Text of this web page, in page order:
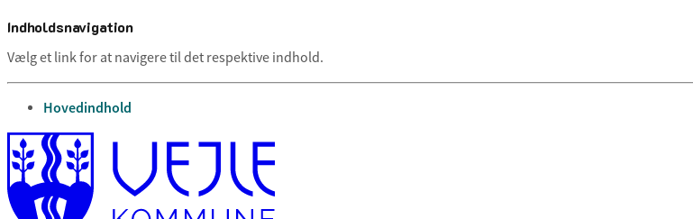
Indholdsnavigation
Vælg et link for at navigere til det respektive indhold.
gå til
Hovedindhold